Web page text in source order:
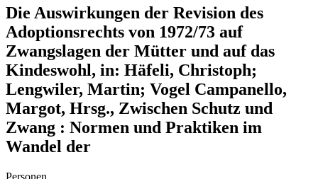
Die Auswirkungen der Revision des
Adoptionsrechts von 1972/73 auf
Zwangslagen der Mütter und auf das
Kindeswohl, in: Häfeli, Christoph;
Lengwiler, Martin; Vogel Campanello,
Margot, Hrsg., Zwischen Schutz und
Zwang : Normen und Praktiken im
Wandel der
Personen